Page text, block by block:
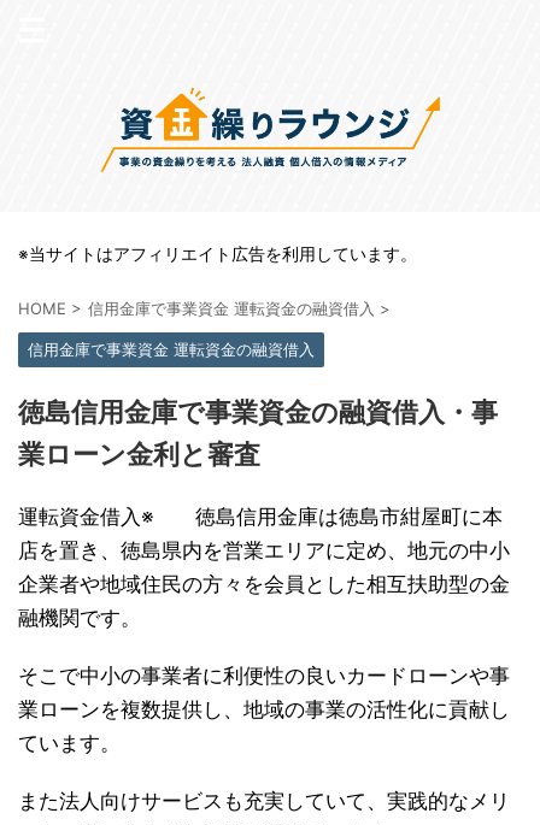
※当サイトはアフィリエイト広告を利用しています。
HOME > 信用金庫で事業資金 運転資金の融資借入 >
信用金庫で事業資金 運転資金の融資借入
徳島信用金庫で事業資金の融資借入・事
業ローン金利と審査
運転資金借入※ 徳島信用金庫は徳島市紺屋町に本
店を置き、徳島県内を営業エリアに定め、地元の中小
企業者や地域住民の方々を会員とした相互扶助型の金
融機関です。
そこで中小の事業者に利便性の良いカードローンや事
業ローンを複数提供し、地域の事業の活性化に貢献し
ています。
また法人向けサービスも充実していて、実践的なメリ